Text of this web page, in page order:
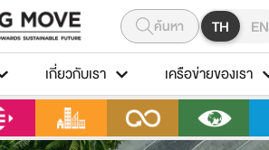
ค้นหา TH EN
เกี่ยวกับเรา เครือข่ายของเรา